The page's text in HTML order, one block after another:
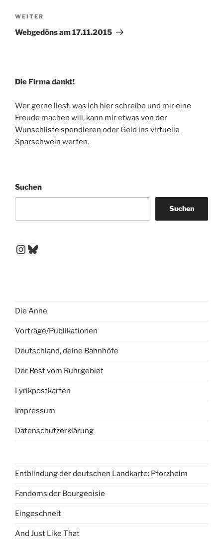
Nächster
Beitrag
WEITER
Webgedöns am 17.11.2015
Die Firma dankt!
Wer gerne liest, was ich hier schreibe und mir eine
Freude machen will, kann mir etwas von der
Wunschliste spendieren oder Geld ins virtuelle
Sparschwein werfen.
Suchen
Suchen
Instagram
Bluesky
Die Anne
Vorträge/Publikationen
Deutschland, deine Bahnhöfe
Der Rest vom Ruhrgebiet
Lyrikpostkarten
Impressum
Datenschutzerklärung
Entblindung der deutschen Landkarte: Pforzheim
Fandoms der Bourgeoisie
Eingeschneit
And Just Like That